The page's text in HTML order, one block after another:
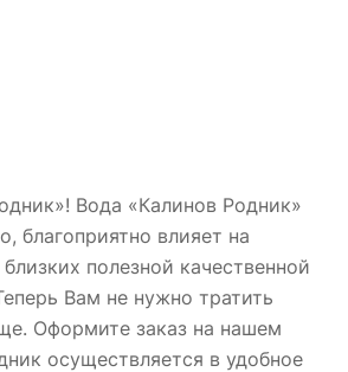
Вода «Калинов Родник»
благоприятно влияет на
полезной качественной
Вам не нужно тратить
Оформите заказ на нашем
осуществляется в удобное